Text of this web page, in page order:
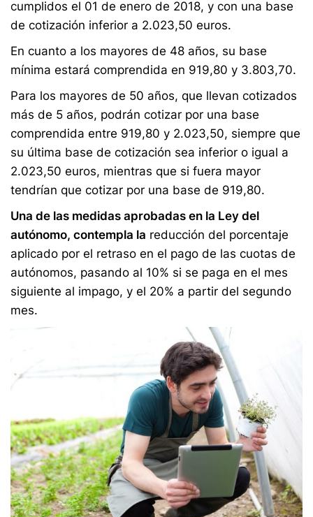
cumplidos el 01 de enero de 2018, y con una base
de cotización inferior a 2.023,50 euros.
En cuanto a los mayores de 48 años, su base
mínima estará comprendida en 919,80 y 3.803,70.
Para los mayores de 50 años, que llevan cotizados
más de 5 años, podrán cotizar por una base
comprendida entre 919,80 y 2.023,50, siempre que
su última base de cotización sea inferior o igual a
2.023,50 euros, mientras que si fuera mayor
tendrían que cotizar por una base de 919,80.
Una de las medidas aprobadas en la Ley del
autónomo, contempla la reducción del porcentaje
aplicado por el retraso en el pago de las cuotas de
autónomos, pasando al 10% si se paga en el mes
siguiente al impago, y el 20% a partir del segundo
mes.